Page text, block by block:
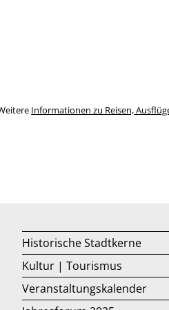
Informationen zu Reisen,
Historische Stadtkerne
Kultur | Tourismus
Veranstaltungskalender